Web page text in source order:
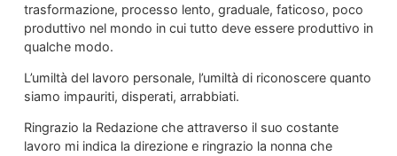
trasformazione, processo lento, graduale, faticoso, poco
produttivo nel mondo in cui tutto deve essere produttivo in
qualche modo.
L’umiltà del lavoro personale, l’umiltà di riconoscere quanto
siamo impauriti, disperati, arrabbiati.
Ringrazio la Redazione che attraverso il suo costante
lavoro mi indica la direzione e ringrazio la nonna che